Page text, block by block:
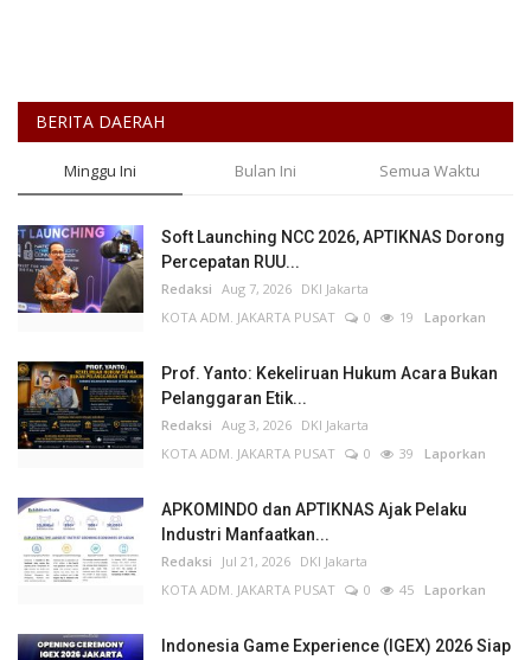
BERITA DAERAH
Minggu Ini Bulan Ini Semua Waktu
Soft Launching NCC 2026, APTIKNAS Dorong
Percepatan RUU...
Redaksi Aug 7, 2026 DKI Jakarta
KOTA ADM. JAKARTA PUSAT
0 19 Laporkan
Prof. Yanto: Kekeliruan Hukum Acara Bukan
Pelanggaran Etik...
Redaksi Aug 3, 2026 DKI Jakarta
KOTA ADM. JAKARTA PUSAT
0 39 Laporkan
APKOMINDO dan APTIKNAS Ajak Pelaku
Industri Manfaatkan...
Redaksi Jul 21, 2026 DKI Jakarta
KOTA ADM. JAKARTA PUSAT
0 45 Laporkan
Indonesia Game Experience (IGEX) 2026 Siap